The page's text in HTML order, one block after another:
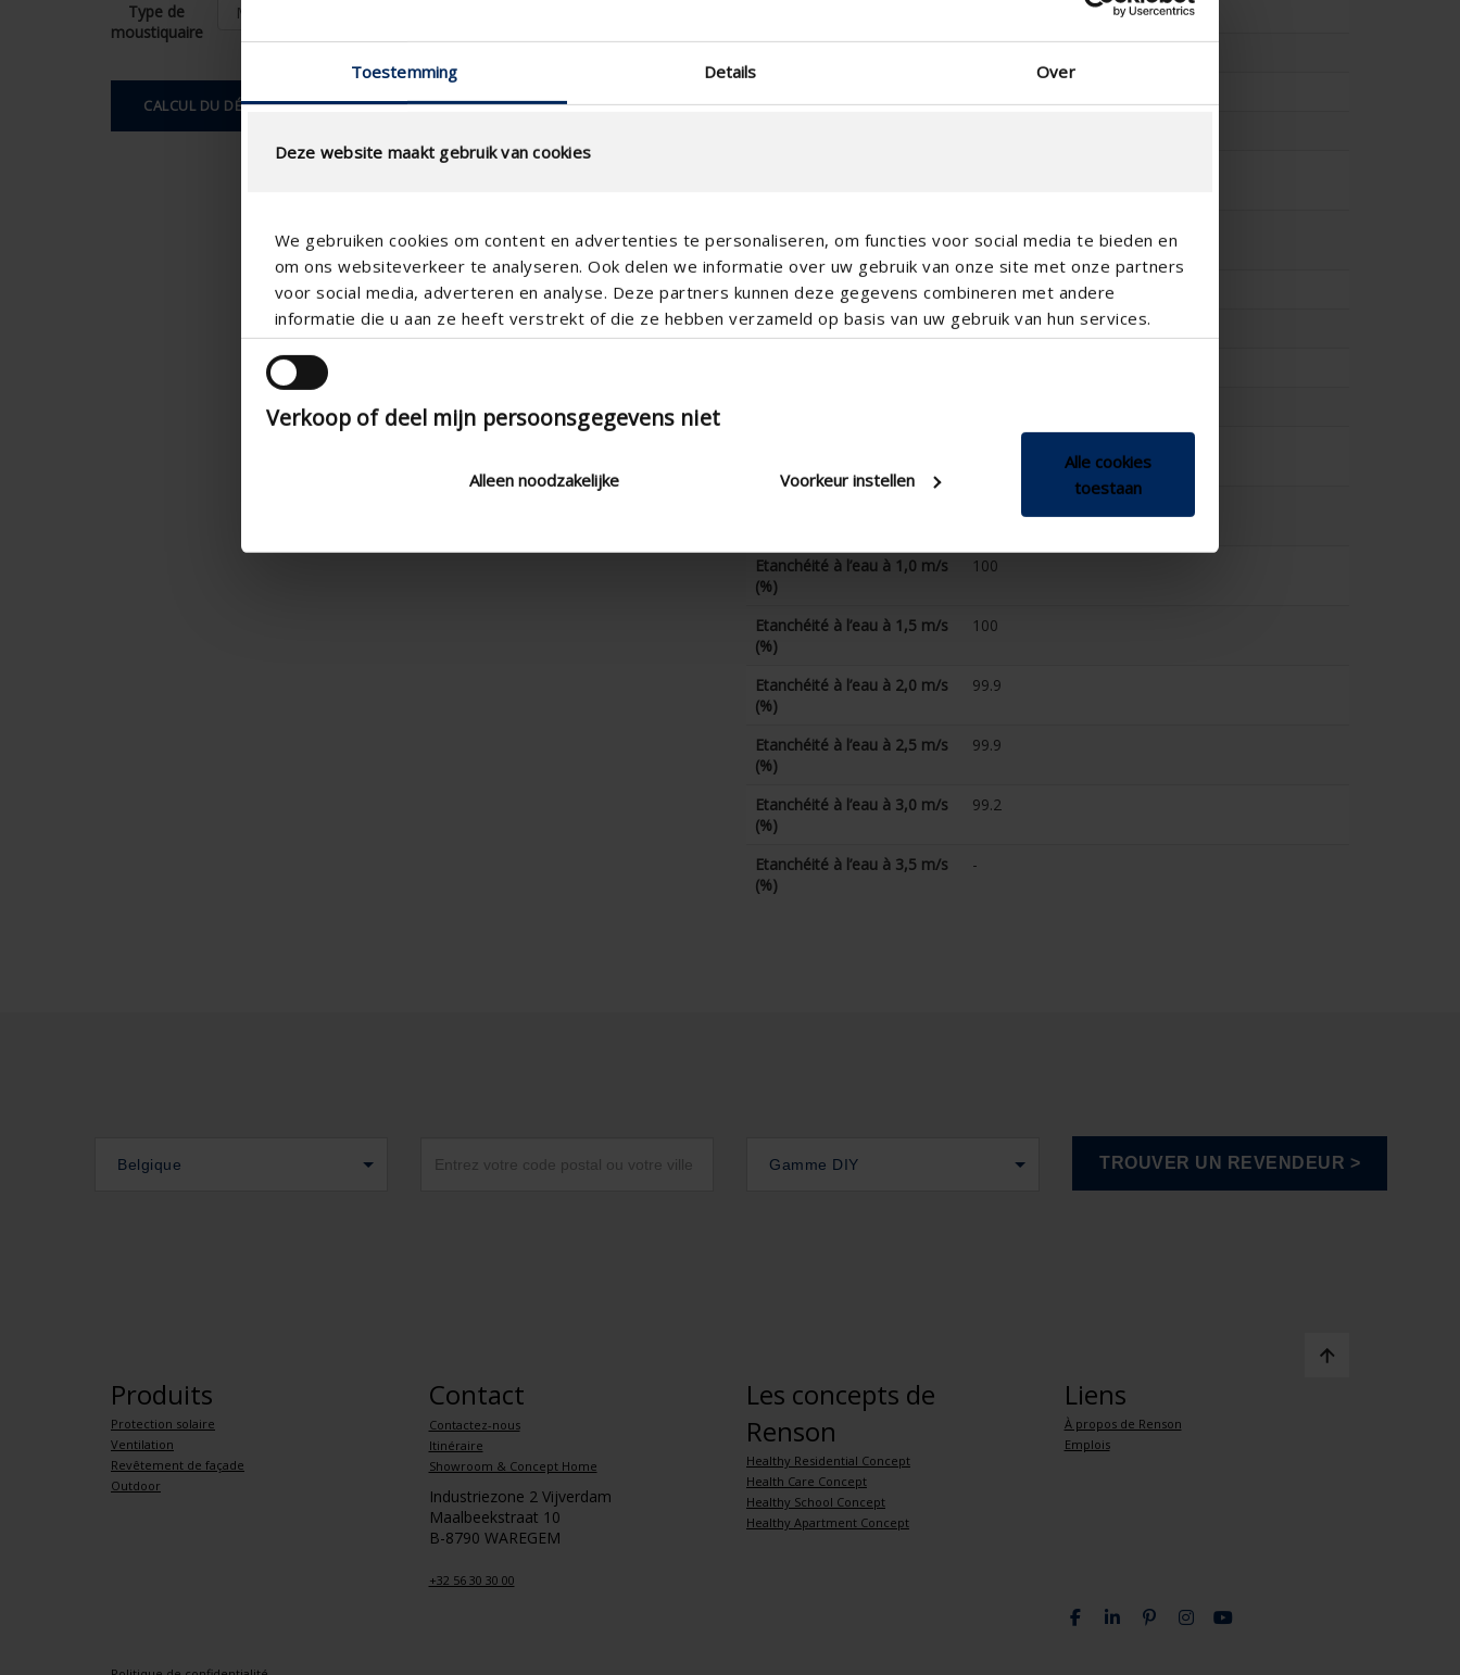
Toestemming Details Over
Deze website maakt gebruik van cookies
We gebruiken cookies om content en advertenties te personaliseren, om functies voor social media te bieden en
om ons websiteverkeer te analyseren. Ook delen we informatie over uw gebruik van onze site met onze partners
voor social media, adverteren en analyse. Deze partners kunnen deze gegevens combineren met andere
informatie die u aan ze heeft verstrekt of die ze hebben verzameld op basis van uw gebruik van hun services.
Verkoop of deel mijn persoonsgegevens niet
Alleen noodzakelijke Voorkeur instellen
Alle cookies
toestaan
Type de
moustiquaire
CALCUL DU DÉBIT D'AIR
Profondeur de grille totale
(mm)
Facteur K (aspiration)
10.5
Coefficient CE
0.309
Etanchéité à l’eau à 1,0 m/s
(%)
100
Etanchéité à l’eau à 1,5 m/s
(%)
100
Etanchéité à l’eau à 2,0 m/s
(%)
99.9
Etanchéité à l’eau à 2,5 m/s
(%)
99.9
Etanchéité à l’eau à 3,0 m/s
(%)
99.2
Etanchéité à l’eau à 3,5 m/s
(%)
-
Belgique Gamme DIY
Produits
Protection solaire
Ventilation
Revêtement de façade
Outdoor
Contact
Contactez-nous
Itinéraire
Showroom & Concept Home
Industriezone 2 Vijverdam
Maalbeekstraat 10
B-8790 WAREGEM
+32 56 30 30 00
Les concepts de
Renson
Healthy Residential Concept
Health Care Concept
Healthy School Concept
Healthy Apartment Concept
Liens
À propos de Renson
Emplois